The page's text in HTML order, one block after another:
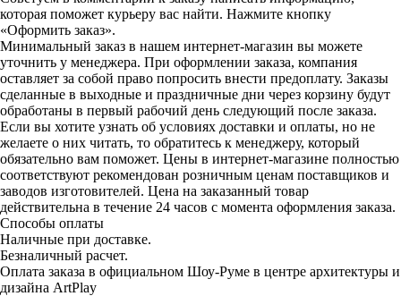
которая поможет курьеру вас найти. Нажмите кнопку
«Оформить заказ».
Минимальный заказ в нашем интернет-магазин вы можете
уточнить у менеджера. При оформлении заказа, компания
оставляет за собой право попросить внести предоплату. Заказы
сделанные в выходные и праздничные дни через корзину будут
обработаны в первый рабочий день следующий после заказа.
Если вы хотите узнать об условиях доставки и оплаты, но не
желаете о них читать, то обратитесь к менеджеру, который
обязательно вам поможет. Цены в интернет-магазине полностью
соответствуют рекомендован розничным ценам поставщиков и
заводов изготовителей. Цена на заказанный товар
действительна в течение 24 часов с момента оформления заказа.
Способы оплаты
Наличные при доставке.
Безналичный расчет.
Оплата заказа в официальном Шоу-Руме в центре архитектуры и
дизайна ArtPlay